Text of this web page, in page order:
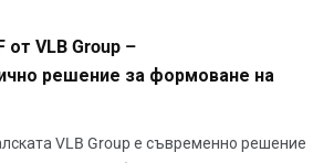
VLB Group –
решение за формоване на
VLB Group е съвременно решение